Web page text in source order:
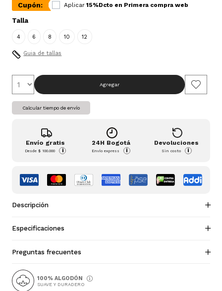
Cupón: Aplicar 15%Dcto en Primera compra web
Talla
4 6 8 10 12
Guia de tallas
Agregar
Calcular tiempo de envío
Envío gratis
Desde$ 100.000 i
24H Bogotá
Envío express i
Devoluciones
Sin costo i
Descripción
Especificaciones
Preguntas frecuentes
100% ALGODÓN
SUAVE Y DURADERO